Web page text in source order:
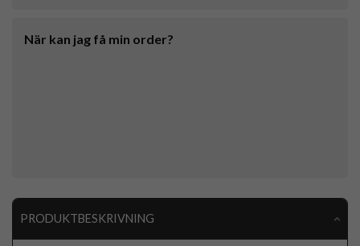
När kan jag få min order?
PRODUKTBESKRIVNING